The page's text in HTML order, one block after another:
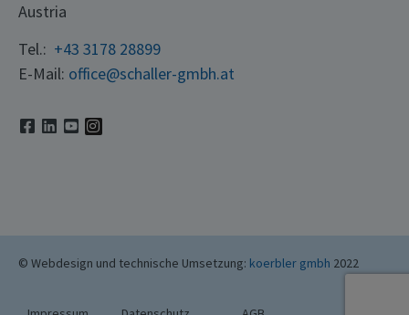
Austria
Tel.: +43 3178 28899
E-Mail: office@schaller-gmbh.at
© Webdesign und technische Umsetzung: koerbler gmbh 2022